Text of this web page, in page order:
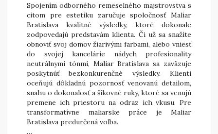
Spojením odborného remeselného majstrovstva s
citom pre estetiku zaručuje spoločnosť Maliar
Bratislava kvalitné výsledky, ktoré dokonale
zodpovedajú predstavám klienta. Či už sa snažíte
obnoviť svoj domov žiarivými farbami, alebo vniesť
do svojej kancelárie nádych profesionality
neutrálnymi tónmi, Maliar Bratislava sa zaväzuje
poskytnúť bezkonkurenčné výsledky. Klienti
oceňujú dôkladnú pozornosť venovanú detailom,
snahu o dokonalosť a šikovné ruky, ktoré sa venujú
premene ich priestoru na odraz ich vkusu. Pre
transformatívne maliarske práce je Maliar
Bratislava predurčená voľba.
…